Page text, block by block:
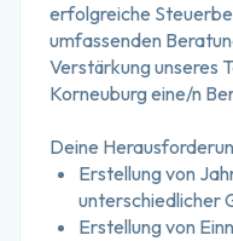
erfolgreiche
umfassenden
Verstärkung unseres
Korneuburg eine/n
Deine
Erstellung von
unterschiedlicher
Erstellung von